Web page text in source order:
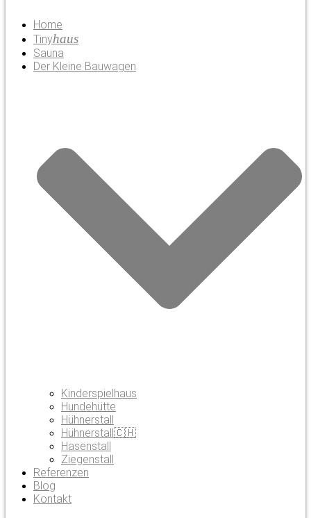
Home
Tinyhaus
Sauna
Der Kleine Bauwagen
Kinderspielhaus
Hundehütte
Hühnerstall
Hühnerstall🇨🇭
Hasenstall
Ziegenstall
Referenzen
Blog
Kontakt